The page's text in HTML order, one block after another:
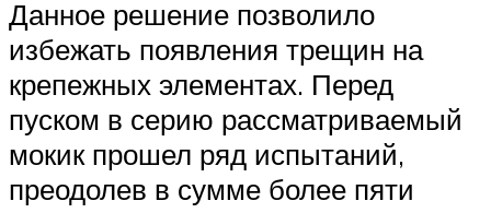
Данное решение позволило
избежать появления трещин на
крепежных элементах. Перед
пуском в серию рассматриваемый
мокик прошел ряд испытаний,
преодолев в сумме более пяти